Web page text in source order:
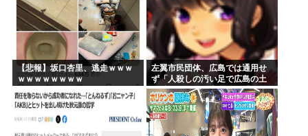
【悲報】坂口杏里、逃走ｗｗｗ
ｗｗｗｗｗｗｗｗ
左翼市民団体、広島では通用せ
ず「人殺しの汚い足で広島の土
を踏むな！」→広島県民「お前
らの方が汚いんじゃ！」「ワシ
らが広島県民じゃ」